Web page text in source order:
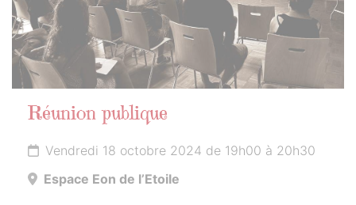
Réunion publique
Vendredi 18 octobre 2024 de 19h00 à 20h30
Espace Eon de l’Etoile